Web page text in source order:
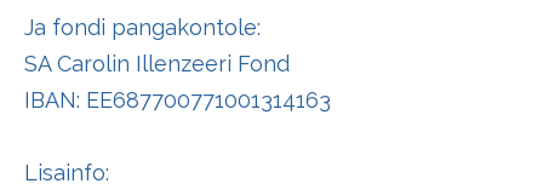
Ja fondi pangakontole:
SA Carolin Illenzeeri Fond
IBAN: EE687700771001314163
Lisainfo: